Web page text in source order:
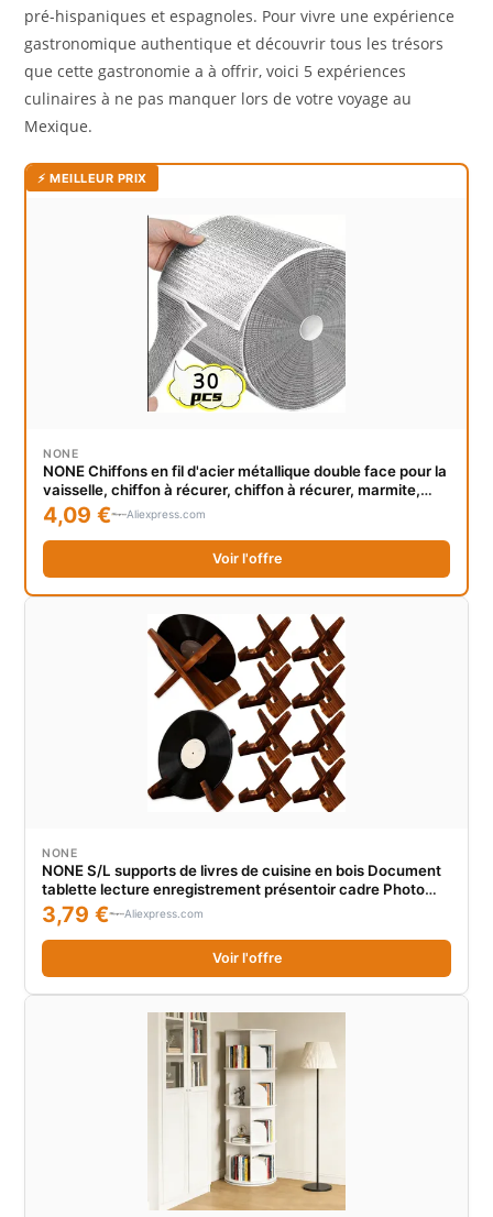
pré-hispaniques et espagnoles. Pour vivre une expérience
gastronomique authentique et découvrir tous les trésors
que cette gastronomie a à offrir, voici 5 expériences
culinaires à ne pas manquer lors de votre voyage au
Mexique.
⚡ MEILLEUR PRIX
NONE
NONE Chiffons en fil d'acier métallique double face pour la
vaisselle, chiffon à récurer, chiffon à récurer, marmite,
poêle, maison, cuisine, livres, Everths, vente en gros
4,09 € Aliexpress.com
Voir l'offre
NONE
NONE S/L supports de livres de cuisine en bois Document
tablette lecture enregistrement présentoir cadre Photo
support maison cuisine ustensiles de cuisine support de
rangement
3,79 € Aliexpress.com
Voir l'offre